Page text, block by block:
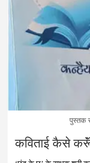
पुस्‍तक
कविताई कैसे